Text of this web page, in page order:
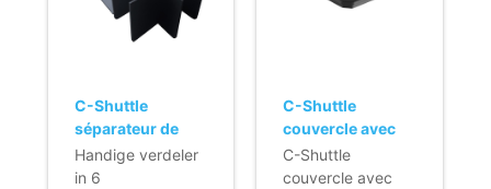
C-Shuttle
séparateur de
tiroir - 43,5 x
28,5 x 12,5 cm
Handige verdeler
in 6
C-Shuttle
couvercle avec
porte documents
transparent
C-Shuttle
couvercle avec